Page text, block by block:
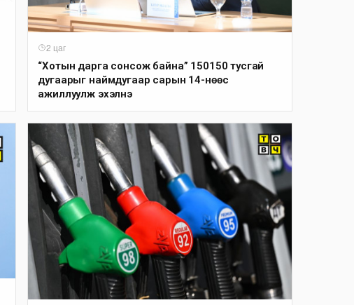
2 цаг
“Хотын дарга сонсож байна” 150150 тусгай
дугаарыг наймдугаар сарын 14-нөөс
ажиллуулж эхэлнэ